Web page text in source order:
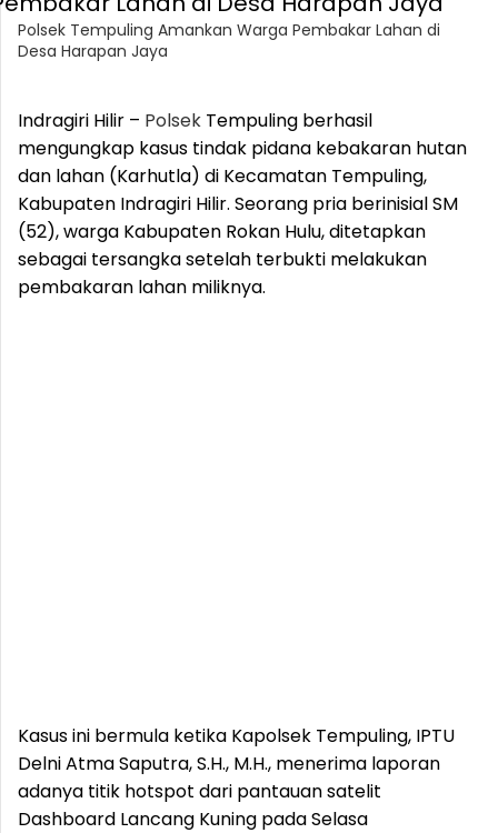
Polsek Tempuling Amankan Warga Pembakar Lahan di
Desa Harapan Jaya
Indragiri Hilir – Polsek Tempuling berhasil
mengungkap kasus tindak pidana kebakaran hutan
dan lahan (Karhutla) di Kecamatan Tempuling,
Kabupaten Indragiri Hilir. Seorang pria berinisial SM
(52), warga Kabupaten Rokan Hulu, ditetapkan
sebagai tersangka setelah terbukti melakukan
pembakaran lahan miliknya.
Kasus ini bermula ketika Kapolsek Tempuling, IPTU
Delni Atma Saputra, S.H., M.H., menerima laporan
adanya titik hotspot dari pantauan satelit
Dashboard Lancang Kuning pada Selasa